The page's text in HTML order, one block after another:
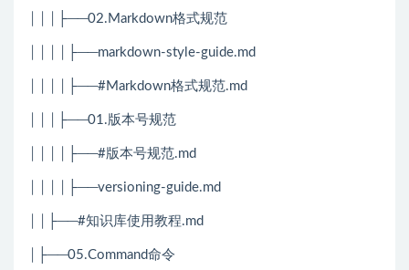
│││├──02.Markdown格式规范
││││├──markdown-style-guide.md
││││├──#Markdown格式规范.md
│││├──01.版本号规范
││││├──#版本号规范.md
││││├──versioning-guide.md
││├──#知识库使用教程.md
│├──05.Command命令